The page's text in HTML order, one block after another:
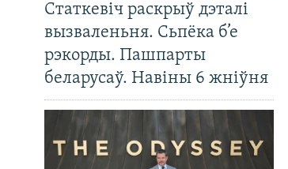
Статкевіч раскрыў дэталі
вызваленьня. Сьпёка б’е
рэкорды. Пашпарты
беларусаў. Навіны 6 жніўня